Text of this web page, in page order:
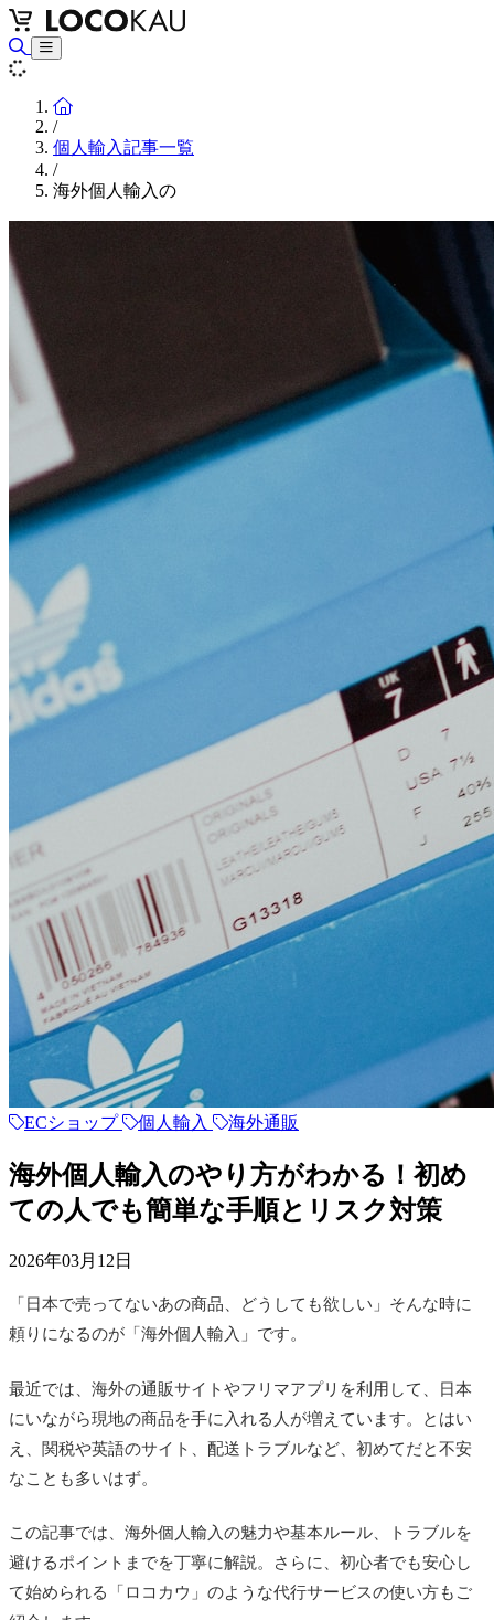
Home
/
個人輸入記事一覧
/
海外個人輸入の
ECショップ 個人輸入 海外通販
海外個人輸入のやり方がわかる！初め
ての人でも簡単な手順とリスク対策
2026年03月12日
「日本で売ってないあの商品、どうしても欲しい」そんな時に
頼りになるのが「海外個人輸入」です。
最近では、海外の通販サイトやフリマアプリを利用して、日本
にいながら現地の商品を手に入れる人が増えています。とはい
え、関税や英語のサイト、配送トラブルなど、初めてだと不安
なことも多いはず。
この記事では、海外個人輸入の魅力や基本ルール、トラブルを
避けるポイントまでを丁寧に解説。さらに、初心者でも安心し
て始められる「ロコカウ」のような代行サービスの使い方もご